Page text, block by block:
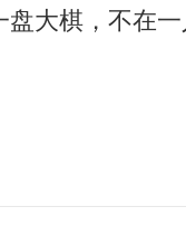
大棋，不在一